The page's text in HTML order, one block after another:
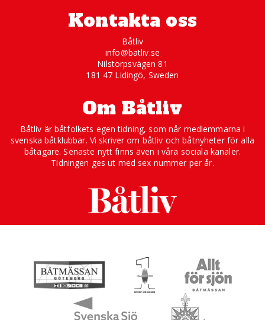
Kontakta oss
Båtliv
info@batliv.se
Nilstorpsvägen 81
181 47 Lidingö, Sweden
Om Båtliv
Båtliv är båtfolkets egen tidning, som når medlemmarna i
svenska båtklubbar. Vi skriver om båtliv och båtnyheter för alla
båtägare. Senaste nytt finns även i våra sociala kanaler.
Tidningen ges ut med sex nummer per år.